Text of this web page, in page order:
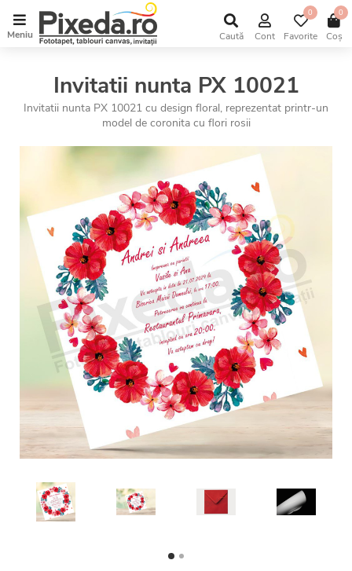
Meniu Caută Cont Favorite
0
Coș
0
Invitatii nunta PX 10021
Invitatii nunta PX 10021 cu design floral, reprezentat printr-un
model de coronita cu flori rosii